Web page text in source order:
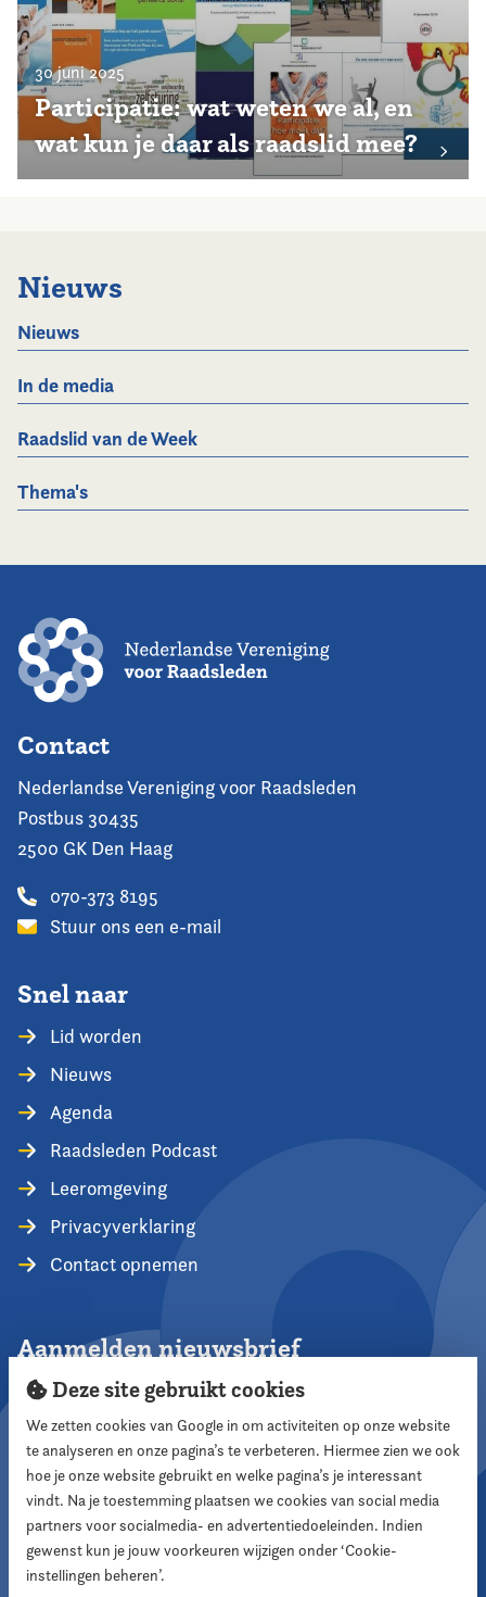
30 juni 2025
Participatie: wat weten we al, en
wat kun je daar als raadslid mee?
Nieuws
Nieuws
In de media
Raadslid van de Week
Thema's
Contact
Nederlandse Vereniging voor Raadsleden
Postbus 30435
2500 GK Den Haag
070-373 8195
Stuur ons een e-mail
Snel naar
Lid worden
Nieuws
Agenda
Raadsleden Podcast
Leeromgeving
Privacyverklaring
Contact opnemen
Aanmelden nieuwsbrief
Aanmelden
Volg ons
Deze site gebruikt cookies
We zetten cookies van Google in om activiteiten op onze website
te analyseren en onze pagina’s te verbeteren. Hiermee zien we ook
hoe je onze website gebruikt en welke pagina’s je interessant
vindt. Na je toestemming plaatsen we cookies van social media
partners voor socialmedia- en advertentiedoeleinden. Indien
gewenst kun je jouw voorkeuren wijzigen onder ‘Cookie-
instellingen beheren’.